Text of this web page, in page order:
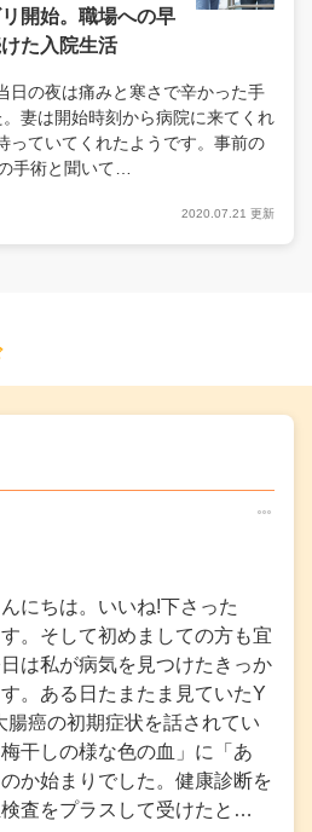
開始。職場への早
た入院生活
日の夜は痛みと寒さで辛かった手
妻は開始時刻から病院に来てくれ
っていてくれたようです。事前の
手術と聞いて…
2020.07.21 更新
○ ○ ○
にちは。いいね!下さった
。そして初めましての方も宜
は私が病気を見つけたきっか
。ある日たまたま見ていたY
癌の初期症状を話されてい
干しの様な色の血」に「あ
か始まりでした。健康診断を
査をプラスして受けたと…